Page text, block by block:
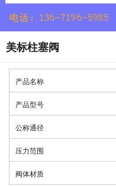
美标柱塞阀
产品名称
产品型号
公称通径
压力范围
阀体材质